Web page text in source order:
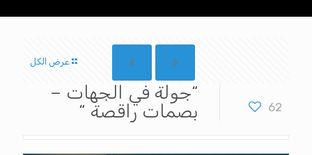
عرض الكل
62
“جولة في الجهات –
بصمات راقصة “